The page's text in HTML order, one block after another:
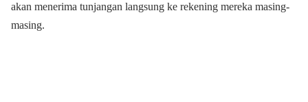
akan menerima tunjangan langsung ke rekening mereka masing-
masing.